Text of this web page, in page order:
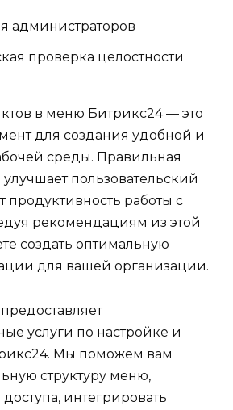
администраторов
проверка целостности
в меню Битрикс24 — это
для создания удобной и
среды. Правильная
пользовательский
работы с
рекомендациям из этой
создать оптимальную
для вашей организации.
услуги по настройке и
Мы поможем вам
структуру меню,
интегрировать